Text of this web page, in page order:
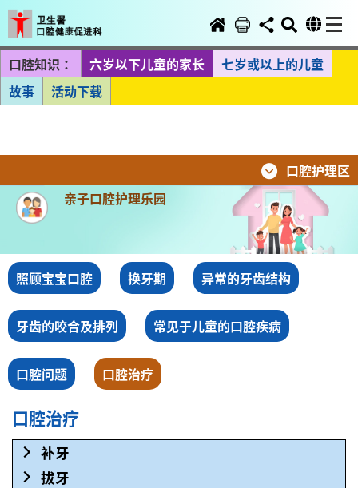
口腔知识： 六岁以下儿童的家长
七岁或以上的儿童
故事
活动下载
口腔护理区
亲子口腔护理乐园
照顾宝宝口腔 换牙期 异常的牙齿结构
牙齿的咬合及排列 常见于儿童的口腔疾病
口腔问题 口腔治疗
口腔治疗
补牙
拔牙